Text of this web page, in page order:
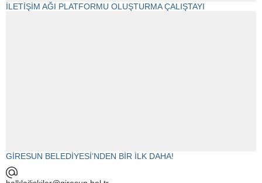
İLETİŞİM AĞI PLATFORMU OLUŞTURMA ÇALIŞTAYI
GİRESUN BELEDİYESİ’NDEN BİR İLK DAHA!